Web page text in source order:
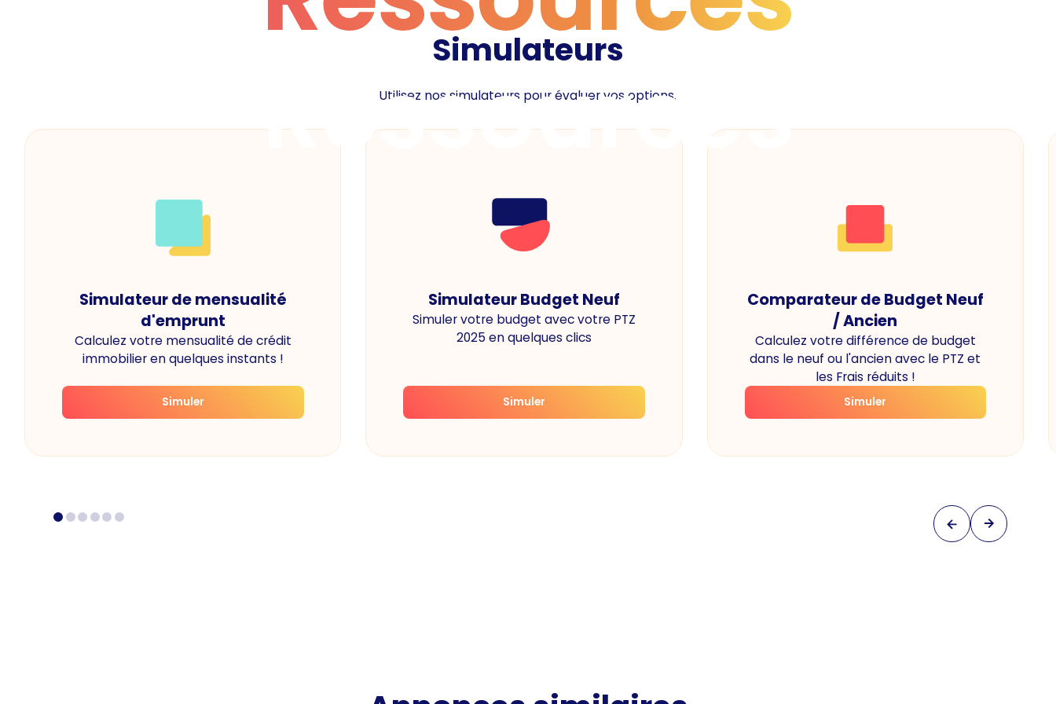
Ressources
Simulateurs
Utilisez nos simulateurs pour évaluer vos options.
Simulateur de mensualité
d'emprunt
Calculez votre mensualité de crédit
immobilier en quelques instants !
Simuler
Simulateur Budget Neuf
Simuler votre budget avec votre PTZ
2025 en quelques clics
Simuler
Comparateur de Budget Neuf
/ Ancien
Calculez votre différence de budget
dans le neuf ou l'ancien avec le PTZ et
les Frais réduits !
Simuler